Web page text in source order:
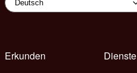
Erkunden
Dienste